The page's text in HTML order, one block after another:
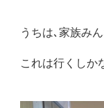
うちは､家族み
これは行くしか